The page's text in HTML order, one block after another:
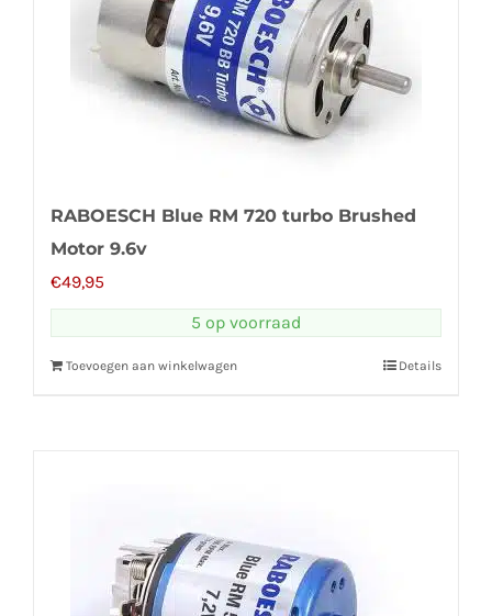
RABOESCH Blue RM 720 turbo Brushed
Motor 9.6v
€49,95
5 op voorraad
Toevoegen aan winkelwagen Details